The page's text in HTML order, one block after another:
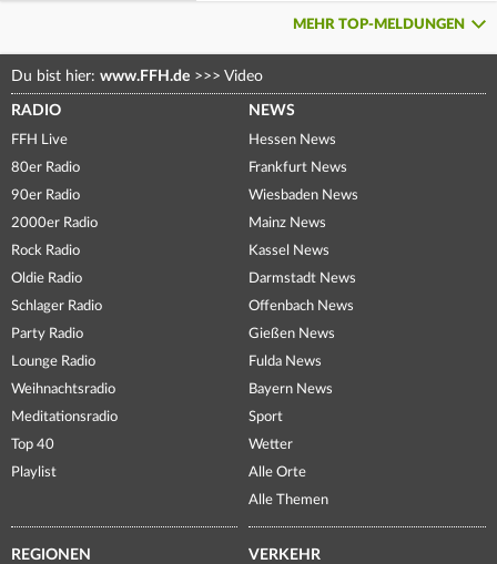
MEHR TOP-MELDUNGEN
Du bist hier: www.FFH.de >>> Video
RADIO
FFH Live
80er Radio
90er Radio
2000er Radio
Rock Radio
Oldie Radio
Schlager Radio
Party Radio
Lounge Radio
Weihnachtsradio
Meditationsradio
Top 40
Playlist
NEWS
Hessen News
Frankfurt News
Wiesbaden News
Mainz News
Kassel News
Darmstadt News
Offenbach News
Gießen News
Fulda News
Bayern News
Sport
Wetter
Alle Orte
Alle Themen
REGIONEN VERKEHR